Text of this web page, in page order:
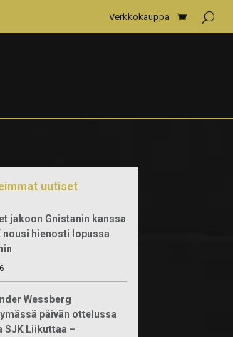
Verkkokauppa
uutiset
jakoon Gnistanin kanssa
nousi hienosti lopussa
Wessberg
päivän ottelussa
SJK Liikuttaa –